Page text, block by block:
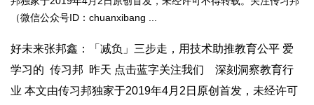
（微信公众号ID：chuanxibang ...
好未来张邦鑫：「减负」三步走，用技术助推教育公平 爱
学习的 传习邦 昨天 点击蓝字关注我们 深刻洞察教育行
业 本文由传习邦独家于2019年4月2日原创首发，未经许可